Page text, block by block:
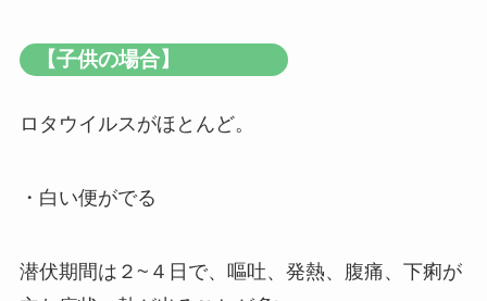
【子供の場合】
ロタウイルスがほとんど。
・白い便がでる
潜伏期間は２~４日で、嘔吐、発熱、腹痛、下痢が